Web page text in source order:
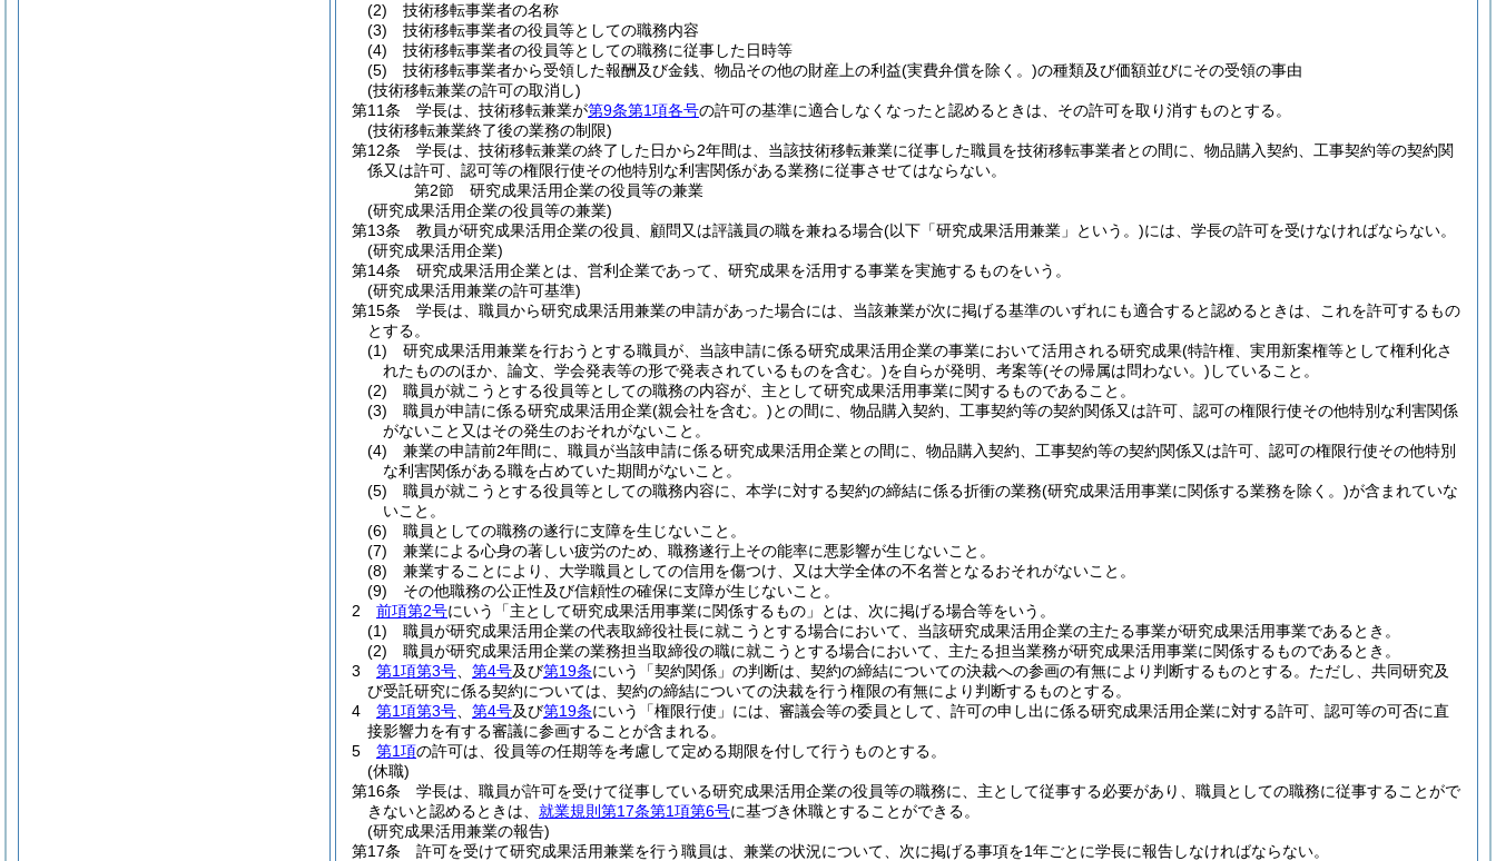
(2)
技術移転事業者の名称
(3)
技術移転事業者の役員等としての職務内容
(4)
技術移転事業者の役員等としての職務に従事した日時等
(5)
技術移転事業者から受領した報酬及び金銭、物品その他の財産上の利益(実費弁償を除く。)の種類及び価額並びにその受領の事由
(技術移転兼業の許可の取消し)
第11条
学長は、技術移転兼業が第9条第1項各号の許可の基準に適合しなくなったと認めるときは、その許可を取り消すものとする。
(技術移転兼業終了後の業務の制限)
第12条
学長は、技術移転兼業の終了した日から2年間は、当該技術移転兼業に従事した職員を技術移転事業者との間に、物品購入契約、工事契約等の契約関
係又は許可、認可等の権限行使その他特別な利害関係がある業務に従事させてはならない。
第2節
研究成果活用企業の役員等の兼業
(研究成果活用企業の役員等の兼業)
第13条
教員が研究成果活用企業の役員、顧問又は評議員の職を兼ねる場合(以下「研究成果活用兼業」という。)には、学長の許可を受けなければならない。
(研究成果活用企業)
第14条
研究成果活用企業とは、営利企業であって、研究成果を活用する事業を実施するものをいう。
(研究成果活用兼業の許可基準)
第15条
学長は、職員から研究成果活用兼業の申請があった場合には、当該兼業が次に掲げる基準のいずれにも適合すると認めるときは、これを許可するもの
とする。
(1)
研究成果活用兼業を行おうとする職員が、当該申請に係る研究成果活用企業の事業において活用される研究成果(特許権、実用新案権等として権利化さ
れたもののほか、論文、学会発表等の形で発表されているものを含む。)を自らが発明、考案等(その帰属は問わない。) していること。
(2)
職員が就こうとする役員等としての職務の内容が、主として研究成果活用事業に関するものであること。
(3)
職員が申請に係る研究成果活用企業(親会社を含む。)との間に、物品購入契約、工事契約等の契約関係又は許可、認可の権限行使その他特別な利害関係
がないこと又はその発生のおそれがないこと。
(4)
兼業の申請前2年間に、職員が当該申請に係る研究成果活用企業との間に、物品購入契約、工事契約等の契約関係又は許可、認可の権限行使その他特別
な利害関係がある職を占めていた期間がないこと。
(5)
職員が就こうとする役員等としての職務内容に、本学に対する契約の締結に係る折衝の業務(研究成果活用事業に関係する業務を除く。)が含まれていな
いこと。
(6)
職員としての職務の遂行に支障を生じないこと。
(7)
兼業による心身の著しい疲労のため、職務遂行上その能率に悪影響が生じないこと。
(8)
兼業することにより、大学職員としての信用を傷つけ、又は大学全体の不名誉となるおそれがないこと。
(9)
その他職務の公正性及び信頼性の確保に支障が生じないこと。
2
前項第2号にいう「主として研究成果活用事業に関係するもの」とは、次に掲げる場合等をいう。
(1)
職員が研究成果活用企業の代表取締役社長に就こうとする場合において、当該研究成果活用企業の主たる事業が研究成果活用事業であるとき。
(2)
職員が研究成果活用企業の業務担当取締役の職に就こうとする場合において、主たる担当業務が研究成果活用事業に関係するものであるとき。
3
第1項第3号 第4号及び第19条にいう「契約関係」の判断は、契約の締結についての決裁への参画の有無により判断するものとする。 ただし、共同研究及
び受託研究に係る契約については、契約の締結についての決裁を行う権限の有無により判断するものとする。
4
第1項第3号 第4号及び第19条にいう「権限行使」には、審議会等の委員として、許可の申し出に係る研究成果活用企業に対する許可、認可等の可否に直
接影響力を有する審議に参画することが含まれる。
5
第1項の許可は、役員等の任期等を考慮して定める期限を付して行うものとする。
(休職)
第16条
学長は、職員が許可を受けて従事している研究成果活用企業の役員等の職務に、主として従事する必要があり、職員としての職務に従事することがで
きないと認めるときは、 就業規則第17条第1項第6号に基づき休職とすることができる。
(研究成果活用兼業の報告)
第17条
許可を受けて研究成果活用兼業を行う職員は、兼業の状況について、次に掲げる事項を1年ごとに学長に報告しなければならない。